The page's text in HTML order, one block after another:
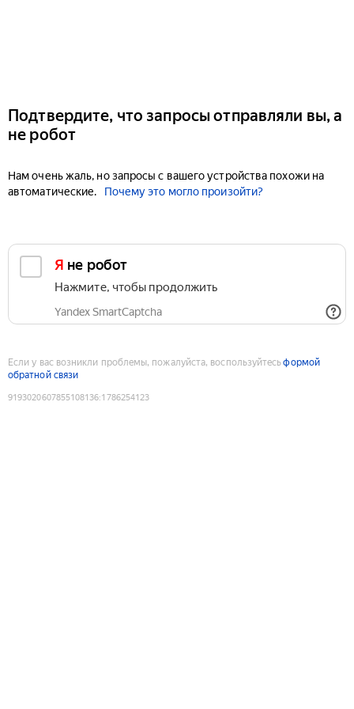
Подтвердите, что запросы отправляли вы, а
не робот
Нам очень жаль, но запросы с вашего устройства похожи на
автоматические.
Почему это могло произойти?
Я не робот
Нажмите, чтобы продолжить
Yandex SmartCaptcha
Если у вас возникли проблемы, пожалуйста, воспользуйтесьформой
обратной связи
9193020607855108136:1786254123